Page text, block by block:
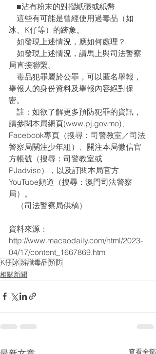
    ■沾有粉末的對摺紙張或紙幣
冰、K仔等）的跡象。
    如發現上述情況，應如何處理？
局直接聯繫。
舉報人的身份資料及舉報內容絕對保
密。
請參閱本局網頁(www.pj.gov.mo)、
Facebook專頁（搜尋：司警教室／司法
警察局關注少年組）、關注本局微信官
方帳號（搜尋：司警教室或
PJadvise），以及訂閱本局官方
YouTube頻道（搜尋：澳門司法警察
局）。
    （司法警察局供稿）
資料來源：
http://www.macaodaily.com/html/2023-
04/17/content_1667869.htm
K仔冰辨識毒品預防
相關新聞
查看全部